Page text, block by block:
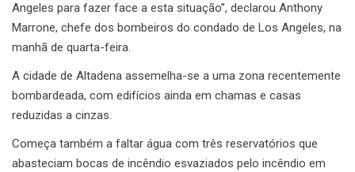
Angeles para fazer face a esta situação”, declarou Anthony
Marrone, chefe dos bombeiros do condado de Los Angeles, na
manhã de quarta-feira.
A cidade de Altadena assemelha-se a uma zona recentemente
bombardeada, com edifícios ainda em chamas e casas
reduzidas a cinzas.
Começa também a faltar água com três reservatórios que
abasteciam bocas de incêndio esvaziados pelo incêndio em